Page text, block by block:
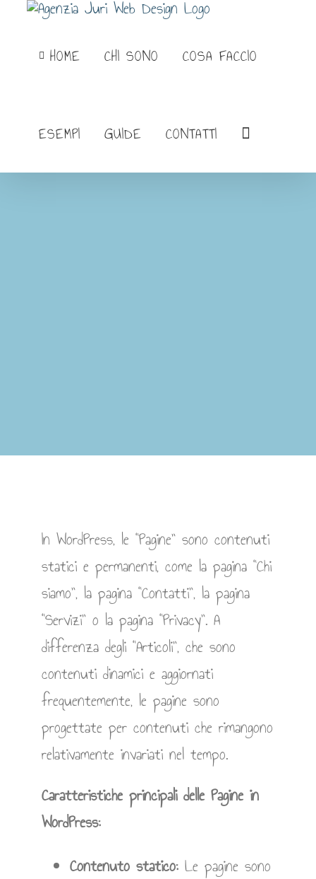
contenutoHOME CHI SONO COSA FACCIO
ESEMPI GUIDE CONTATTI
In WordPress, le “Pagine” sono contenuti
statici e permanenti, come la pagina “Chi
siamo”, la pagina “Contatti”, la pagina
“Servizi” o la pagina “Privacy”. A
differenza degli “Articoli”, che sono
contenuti dinamici e aggiornati
frequentemente, le pagine sono
progettate per contenuti che rimangono
relativamente invariati nel tempo.
Caratteristiche principali delle Pagine in
WordPress:
Contenuto statico: Le pagine sono